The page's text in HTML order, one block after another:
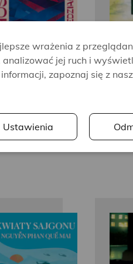
Nguyễn
Phan Quế
Mai
wrażenia z
jej ruch i
zapoznaj się z
Ustawienia